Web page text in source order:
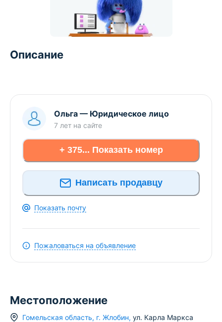
Описание
Ольга — Юридическое лицо
7 лет на сайте
+ 375... Показать номер
Написать продавцу
Показать почту
Пожаловаться на объявление
Местоположение
Гомельская область, г. Жлобин, ул. Карла Маркса